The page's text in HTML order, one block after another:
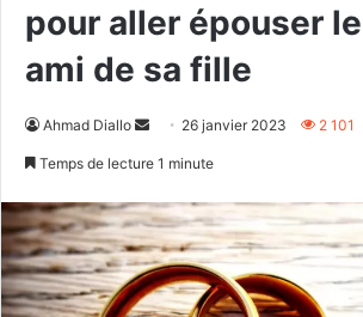
pour aller épouser
ami de sa fille
Ahmad Diallo
Envoyer26 janvier 2023 2 101
Temps de lecture 1 minute